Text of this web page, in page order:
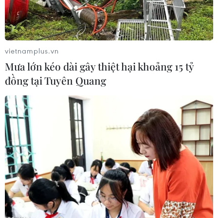
Học sinh trao đổi sau khi thi môn Ngữ văn tại Hội đồng thi
trường THCS Đống Đa, quận Bình Thạnh, thành phố Hồ Chí
Minh. (Ảnh: Phương Vy/TTXVN)
Đến chiều 12/6, gần 69.000 học sinh tại Thành
phố Hồ Chí Minh đã kết thúc kỳ thi tuyển sinh
vào 10 công lập năm học 2016-2017 với các môn
vietnamplus.vn
Mưa lớn kéo dài gây thiệt hại khoảng 15 tỷ
đồng tại Tuyên Quang